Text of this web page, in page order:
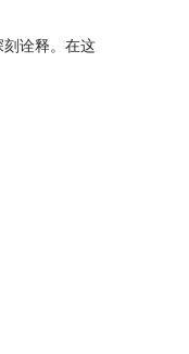
诠释。在这